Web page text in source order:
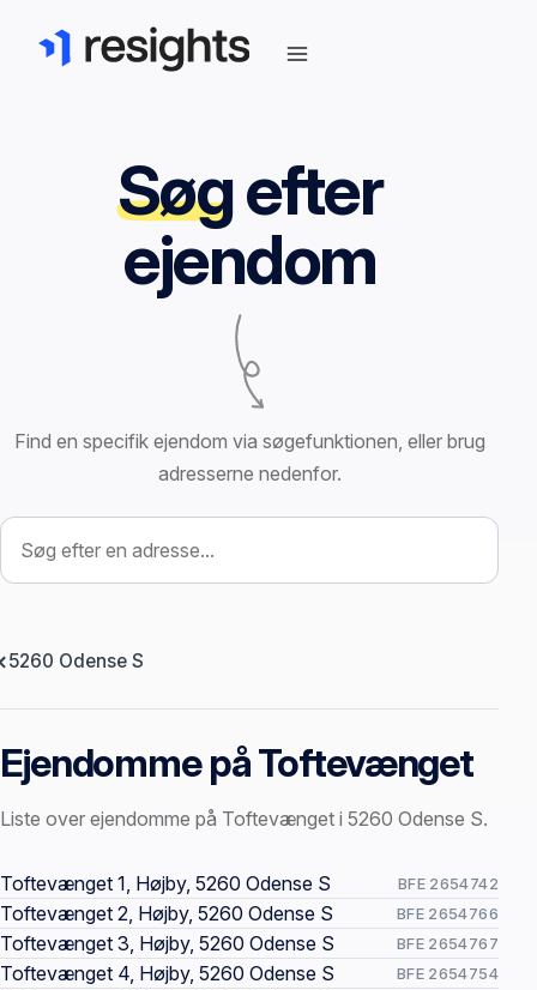
Søgefter
ejendom
Find en specifik ejendom via søgefunktionen, eller brug
adresserne nedenfor.
Søg efter ejendom
5260 Odense S
Ejendomme på Toftevænget
Liste over ejendomme på Toftevænget i 5260 Odense S.
Offentlige ejendomssider
Toftevænget 1, Højby, 5260 Odense S BFE 2654742
Toftevænget 2, Højby, 5260 Odense S BFE 2654766
Toftevænget 3, Højby, 5260 Odense S BFE 2654767
Toftevænget 4, Højby, 5260 Odense S BFE 2654754